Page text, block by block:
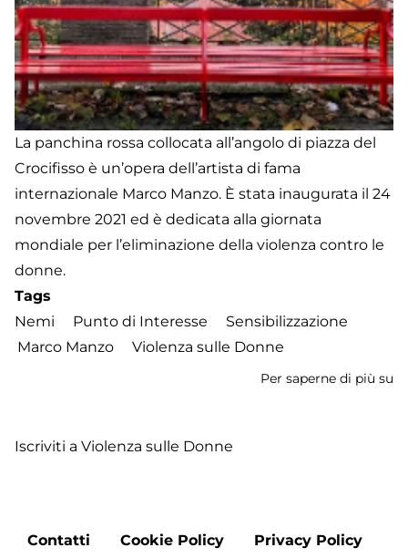
La panchina rossa collocata all’angolo di piazza del
Crocifisso è un’opera dell’artista di fama
internazionale Marco Manzo. È stata inaugurata il 24
novembre 2021 ed è dedicata alla giornata
mondiale per l’eliminazione della violenza contro le
donne.
Tags
Nemi
Punto di Interesse
Sensibilizzazione
Marco Manzo
Violenza sulle Donne
Per saperne di più su
Iscriviti a Violenza sulle Donne
Footer
Contatti Cookie Policy Privacy Policy